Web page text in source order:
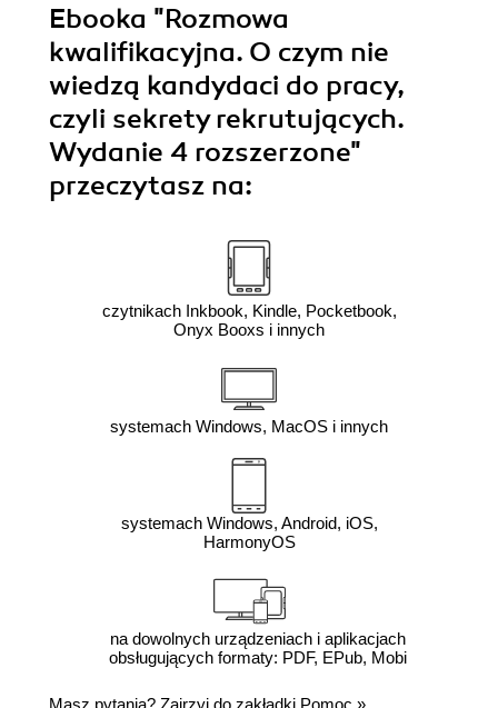
Ebooka "Rozmowa
kwalifikacyjna. O czym nie
wiedzą kandydaci do pracy,
czyli sekrety rekrutujących.
Wydanie 4 rozszerzone"
przeczytasz na:
czytnikach Inkbook, Kindle, Pocketbook,
Onyx Booxs i innych
systemach Windows, MacOS i innych
systemach Windows, Android, iOS,
HarmonyOS
na dowolnych urządzeniach i aplikacjach
obsługujących formaty: PDF, EPub, Mobi
Masz pytania? Zajrzyj do zakładki Pomoc »